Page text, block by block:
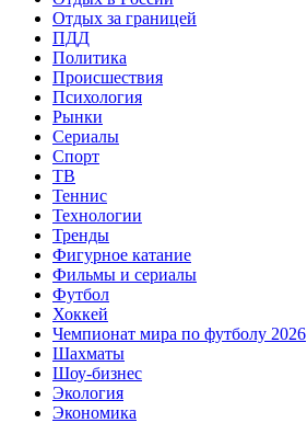
Отдых за границей
ПДД
Политика
Происшествия
Психология
Рынки
Сериалы
Спорт
ТВ
Теннис
Технологии
Тренды
Фигурное катание
Фильмы и сериалы
Футбол
Хоккей
Чемпионат мира по футболу 2026
Шахматы
Шоу-бизнес
Экология
Экономика